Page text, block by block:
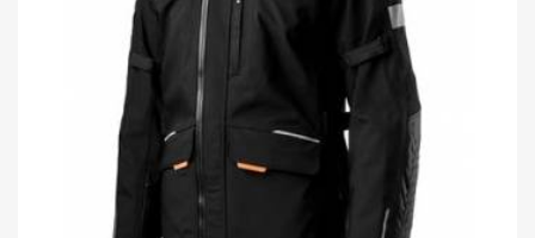
elegir
en
la
página
de
producto